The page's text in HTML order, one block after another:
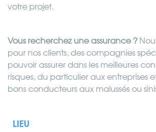
votre projet.
Vous recherchez une assurance ?
pour nos clients, des compagnies
pouvoir assurer dans les meilleures
risques, du particulier aux entreprises
bons conducteurs aux malussés ou
LIEU